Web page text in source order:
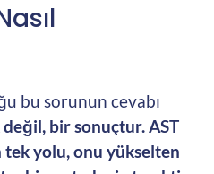
bu sorunun cevabı
değil, bir sonuçtur. AST
yolu, onu yükselten